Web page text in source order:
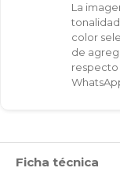
La
color
de
respecto
Ficha técnica